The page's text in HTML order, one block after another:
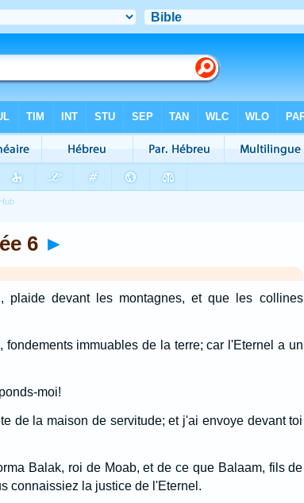
6 ►
plaide devant les montagnes, et que les collines
immuables de la terre; car l'Eternel a un
moi!
de la maison de servitude; et j'ai envoye devant toi
Balak, roi de Moab, et de ce que Balaam, fils de
connaissiez la justice de l'Eternel.